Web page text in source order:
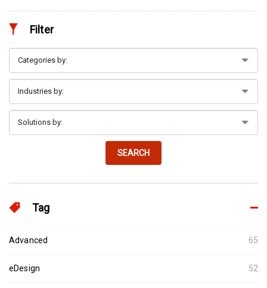
Filter
SEARCH
Tag
Advanced 65
eDesign 52